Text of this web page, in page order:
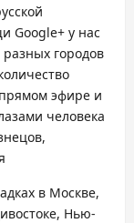
Google+ у нас
городов
эфире и
человека
в Москве,
Нью-